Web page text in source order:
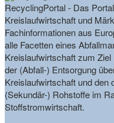
RecyclingPortal - Das
Kreislaufwirtschaft und
Fachinformationen aus
alle Facetten eines
Kreislaufwirtschaft zum
der (Abfall-) Entsorgung
Kreislaufwirtschaft und den
(Sekundär-) Rohstoffe im
Stoffstromwirtschaft.